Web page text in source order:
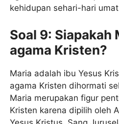
kehidupan sehari-hari
Soal 9: Siapakah
agama Kristen?
Maria adalah ibu Yesus
agama Kristen dihormati
Maria merupakan figur
Kristen karena dipilih oleh